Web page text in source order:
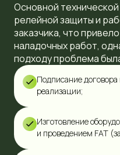
Основной
релейной защиты и
заказчика, что
наладочных работ,
подходу проблема
Подписание
реализации;
Изготовление
и проведением FAT